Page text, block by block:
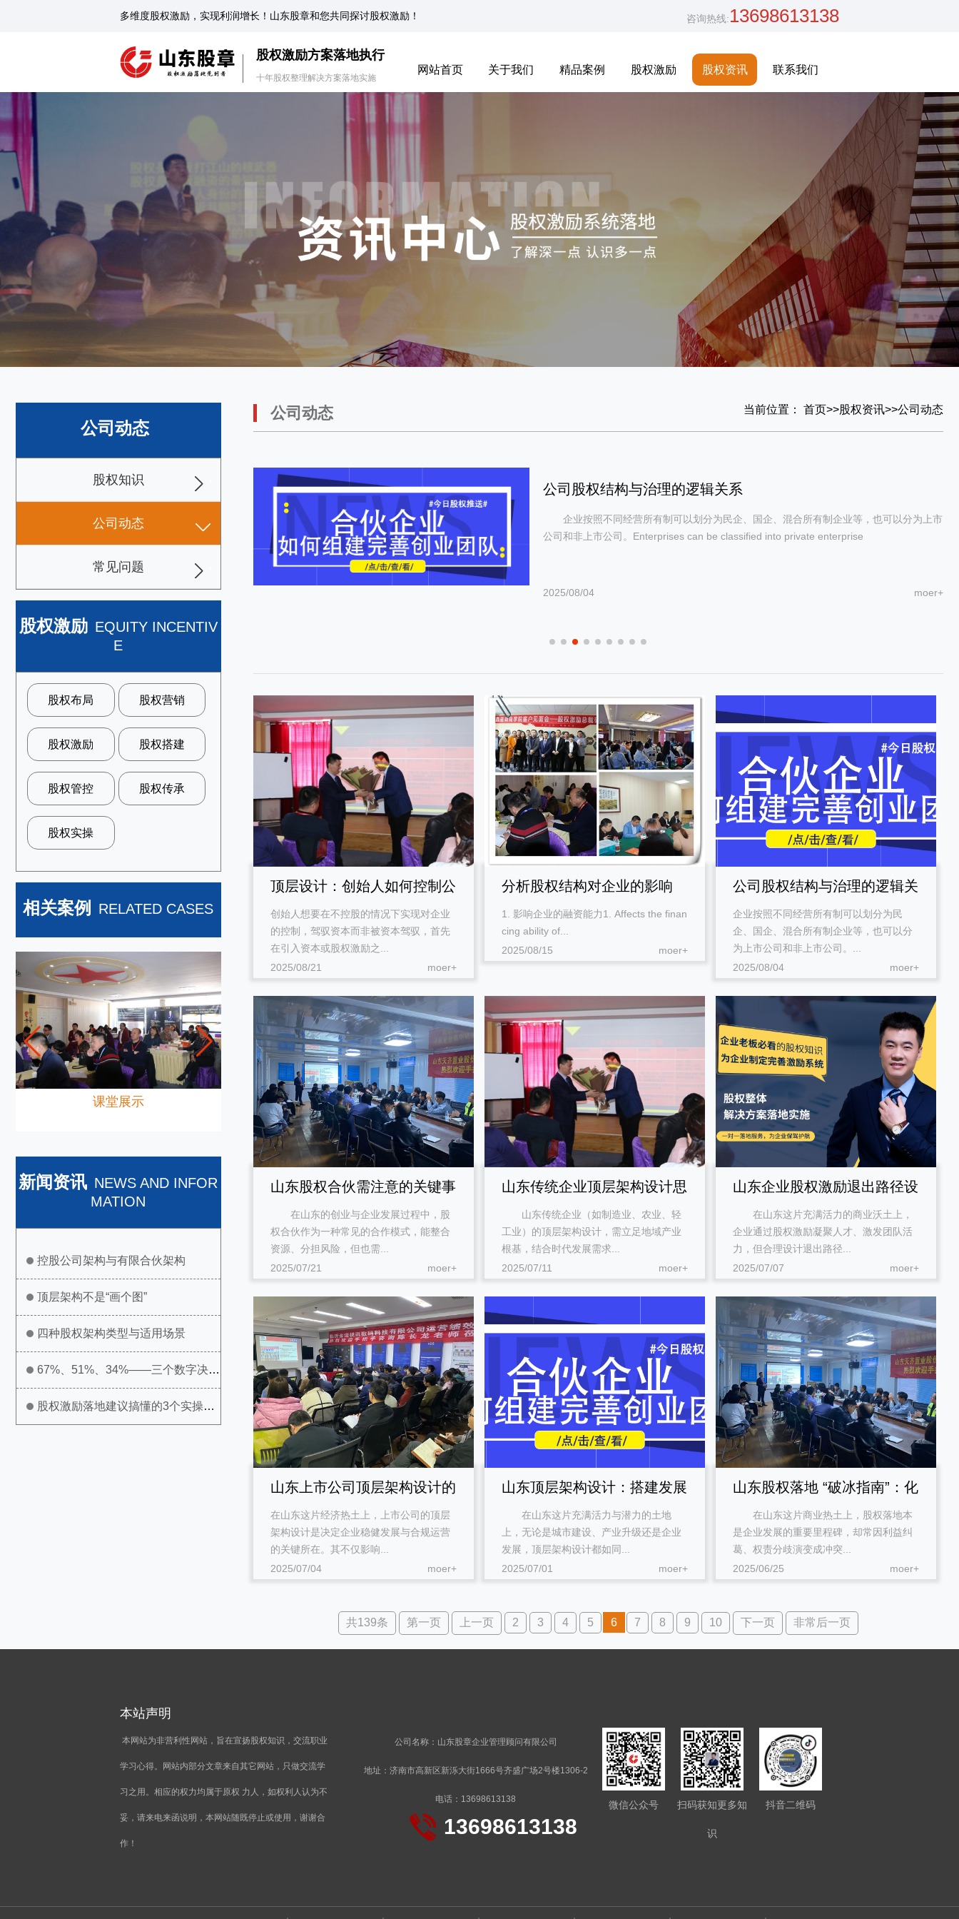
多维度股权激励，实现利润增长！山东股章和您共同探讨股权激励！ 咨询热线:13698613138
股权激励方案落地执行
十年股权整理解决方案落地实施
网站首页 关于我们 精品案例 股权激励 股权资讯 联系我们
公司动态
股权知识
公司动态
常见问题
股权激励 EQUITY INCENTIV
E
股权布局 股权营销
股权激励 股权搭建
股权管控 股权传承
股权实操
相关案例 RELATED CASES
课堂展示 课堂展示 课堂展示 课堂展示
新闻资讯 NEWS AND INFOR
MATION
控股公司架构与有限合伙架构
顶层架构不是“画个图”
四种股权架构类型与适用场景
67%、51%、34%——三个数字决定
公司生死
股权激励落地建议搞懂的3个实操问
公司动态 当前位置： 首页>>股权资讯>>公司动态
financing ability of enterprises合理的股权结构可
moer+
公司股权结构与治理的逻辑关系
企业按照不同经营所有制可以划分为民企、国企、混合所有制企业等，也可以分为上市
公司和非上市公司。Enterprises can be classified into private enterprise
2025/08/04 moer+
顶层设计：创始人如何控制公
司？
创始人想要在不控股的情况下实现对企业
的控制，驾驭资本而非被资本驾驭，首先
在引入资本或股权激励之...
2025/08/21
moer+
分析股权结构对企业的影响
1. 影响企业的融资能力1. Affects the finan
cing ability of...
2025/08/15
moer+
公司股权结构与治理的逻辑关
系
企业按照不同经营所有制可以划分为民
企、国企、混合所有制企业等，也可以分
为上市公司和非上市公司。...
2025/08/04
moer+
山东股权合伙需注意的关键事
项
在山东的创业与企业发展过程中，股
权合伙作为一种常见的合作模式，能整合
资源、分担风险，但也需...
2025/07/21
moer+
山东传统企业顶层架构设计思
路
山东传统企业（如制造业、农业、轻
工业）的顶层架构设计，需立足地域产业
根基，结合时代发展需求...
2025/07/11
moer+
山东企业股权激励退出路径设
计要点解析
在山东这片充满活力的商业沃土上，
企业通过股权激励凝聚人才、激发团队活
力，但合理设计退出路径...
2025/07/07
moer+
山东上市公司顶层架构设计的
合规要点
在山东这片经济热土上，上市公司的顶层
架构设计是决定企业稳健发展与合规运营
的关键所在。其不仅影响...
2025/07/04
moer+
山东顶层架构设计：搭建发展
大厦的 “钢筋铁骨” 指南
在山东这片充满活力与潜力的土地
上，无论是城市建设、产业升级还是企业
发展，顶层架构设计都如同...
2025/07/01
moer+
山东股权落地 “破冰指南”：化
解冲突的智慧密钥
在山东这片商业热土上，股权落地本
是企业发展的重要里程碑，却常因利益纠
葛、权责分歧演变成冲突...
2025/06/25
moer+
共139条 第一页 上一页 2 3 4 5 6 7 8 9 10 下一页 非常后一页
本站声明
本网站为非营利性网站，旨在宣扬股权知识，交流职业
学习心得。网站内部分文章来自其它网站，只做交流学
习之用。相应的权力均属于原权 力人，如权利人认为不
妥，请来电来函说明，本网站随既停止或使用，谢谢合
作！
公司名称：山东股章企业管理顾问有限公司
地址：济南市高新区新泺大街1666号齐盛广场2号楼1306-2
电话：13698613138
13698613138
微信公众号 扫码获知更多知
识
抖音二维码